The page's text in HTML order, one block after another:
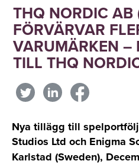
THQ NORDIC AB
FÖRVÄRVAR
VARUMÄRKEN –
TILL THQ
Nya tillägg till
Studios Ltd och Enigma
Karlstad (Sweden),